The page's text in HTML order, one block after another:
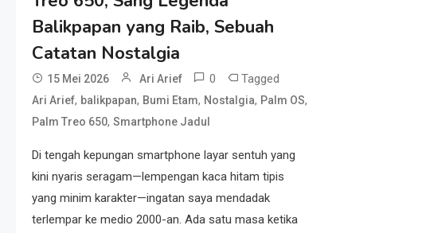
Balikpapan yang Raib, Sebuah
Catatan Nostalgia
15 Mei 2026 Ari Arief 0 Tagged
Ari Arief, balikpapan, Bumi Etam, Nostalgia, Palm OS,
Palm Treo 650, Smartphone Jadul
Di tengah kepungan smartphone layar sentuh yang
kini nyaris seragam—lempengan kaca hitam tipis
yang minim karakter—ingatan saya mendadak
terlempar ke medio 2000-an. Ada satu masa ketika